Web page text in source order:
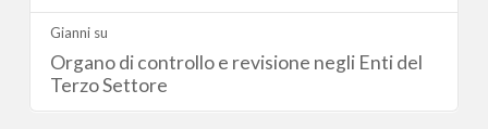
Gianni su
Organo di controllo e revisione negli Enti del
Terzo Settore